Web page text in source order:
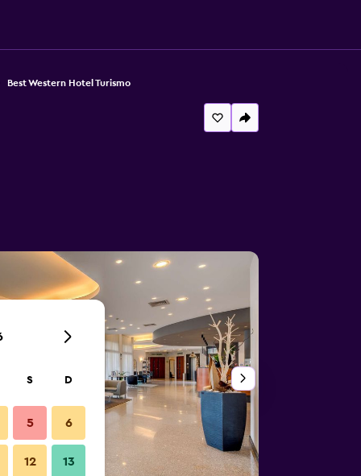
Best Western Hotel Turismo
S D
5 6
12 13